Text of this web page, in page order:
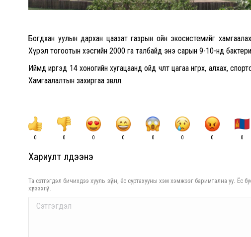
Богдхан уулын дархан цаазат газрын ойн экосистемийг
Хүрэл тогоотын хэсгийн 2000 га талбайд энэ сарын 9-10-нд
Иймд иргэд 14 хоногийн хугацаанд ойд чөлөөт цагаа өнгөрөөх, алхах,
Хамгаалалтын захиргаа зөвлөлөө.
0 0 0 0 0 0 0 0
Хариулт үлдээнэ үү
Та сэтгэгдэл бичихдээ хууль зүйн, ёс суртахууны хэм хэмжээг баримтална уу. Ёс
хүлээхгүй.
Comment